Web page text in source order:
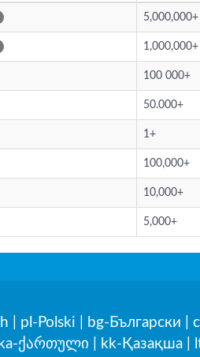
5,000,000+
1,000,000+
100 000+
50.000+
1+
100,000+
10,000+
5,000+
pl-Polski bg-Български
ka-ქართული kk-Қазақша